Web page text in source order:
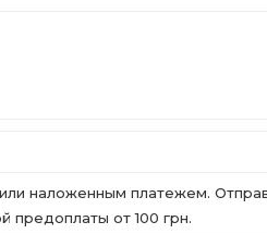
наложенным платежем.
предоплаты от 100 грн.